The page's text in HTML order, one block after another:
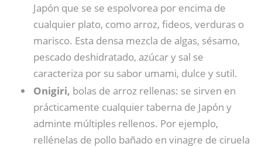
Japón que se se espolvorea por encima de
cualquier plato, como arroz, fideos, verduras o
marisco. Esta densa mezcla de algas, sésamo,
pescado deshidratado, azúcar y sal se
caracteriza por su sabor umami, dulce y sutil.
Onigiri, bolas de arroz rellenas: se sirven en
prácticamente cualquier taberna de Japón y
adminte múltiples rellenos. Por ejemplo,
rellénelas de pollo bañado en vinagre de ciruela